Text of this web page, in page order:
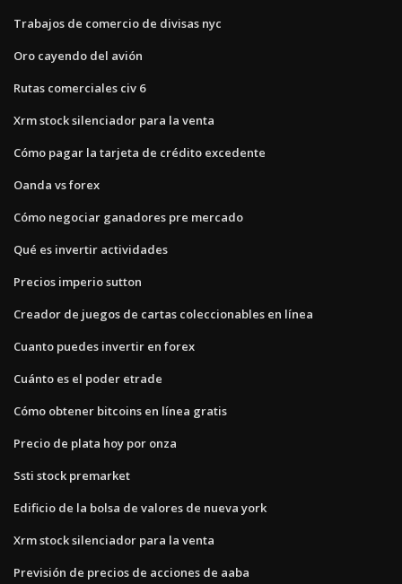
Trabajos de comercio de divisas nyc
Oro cayendo del avión
Rutas comerciales civ 6
Xrm stock silenciador para la venta
Cómo pagar la tarjeta de crédito excedente
Oanda vs forex
Cómo negociar ganadores pre mercado
Qué es invertir actividades
Precios imperio sutton
Creador de juegos de cartas coleccionables en línea
Cuanto puedes invertir en forex
Cuánto es el poder etrade
Cómo obtener bitcoins en línea gratis
Precio de plata hoy por onza
Ssti stock premarket
Edificio de la bolsa de valores de nueva york
Xrm stock silenciador para la venta
Previsión de precios de acciones de aaba